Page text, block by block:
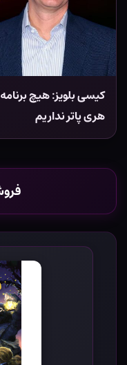
کیسی بلویز: هیچ
هری پاتر نداریم